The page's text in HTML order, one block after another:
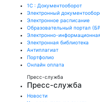
1С : Документооборот
Электронный
Электронное расписание
Образовательный портал
Электронно-
Электронная библиотека
Антиплагиат
Портфолио
Онлайн оплата
Пресс-служба
Пресс-служба
Новости